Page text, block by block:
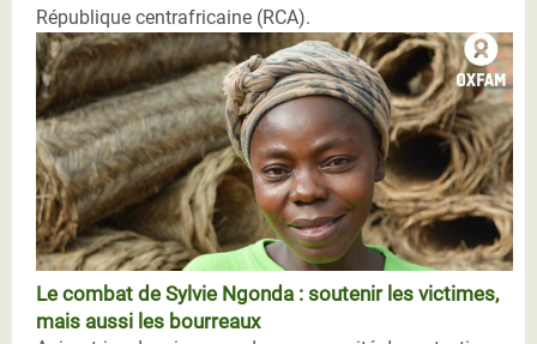
République centrafricaine (RCA).
Le combat de Sylvie Ngonda : soutenir les victimes,
mais aussi les bourreaux